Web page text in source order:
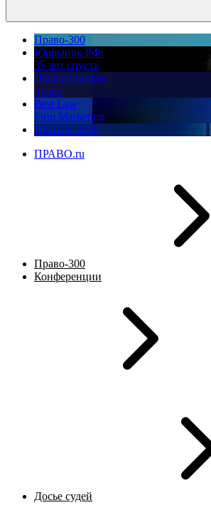
Право-300
Юррынок РФ:
35 лет спустя
Экологическое
право
Best Law
Firm Marketing
ПМЮФ 2026
ПРАВО.ru
Право-300
Конференции
Досье судей